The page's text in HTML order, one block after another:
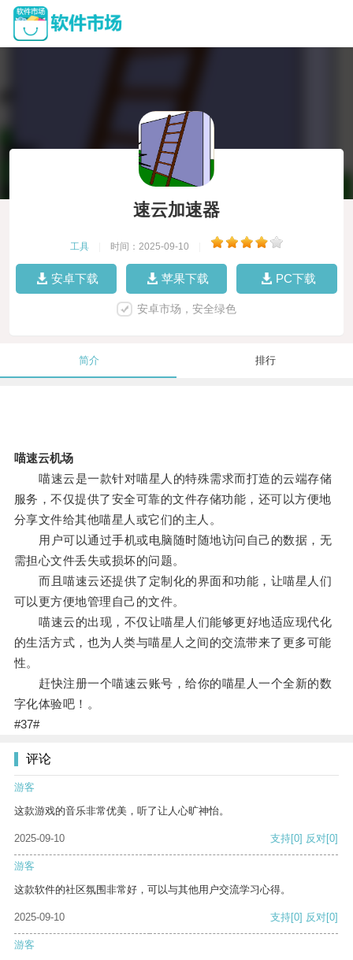
速云加速器
工具 时间：2025-09-10
安卓下载 苹果下载 PC下载
安卓市场，安全绿色
简介 排行
喵速云机场
喵速云是一款针对喵星人的特殊需求而打造的云端存储
服务，不仅提供了安全可靠的文件存储功能，还可以方便地
分享文件给其他喵星人或它们的主人。
用户可以通过手机或电脑随时随地访问自己的数据，无
需担心文件丢失或损坏的问题。
而且喵速云还提供了定制化的界面和功能，让喵星人们
可以更方便地管理自己的文件。
喵速云的出现，不仅让喵星人们能够更好地适应现代化
的生活方式，也为人类与喵星人之间的交流带来了更多可能
性。
赶快注册一个喵速云账号，给你的喵星人一个全新的数
字化体验吧！。
#37#
评论
游客
这款游戏的音乐非常优美，听了让人心旷神怡。
2025-09-10 支持[0] 反对[0]
游客
这款软件的社区氛围非常好，可以与其他用户交流学习心得。
2025-09-10 支持[0] 反对[0]
游客